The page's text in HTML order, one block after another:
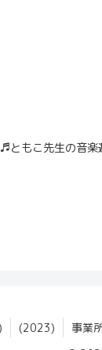
♬ともこ先生の音
(2023) 事業